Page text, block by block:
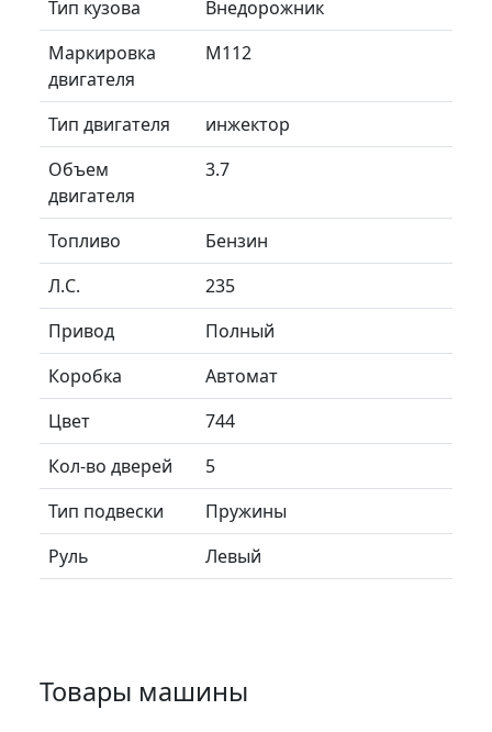
Тип кузова
Внедорожник
Маркировка
двигателя
M112
Тип двигателя
инжектор
Объем
двигателя
3.7
Топливо
Бензин
Л.C.
235
Привод
Полный
Коробка
Автомат
Цвет
744
Кол-во дверей
5
Тип подвески
Пружины
Руль
Левый
Товары машины